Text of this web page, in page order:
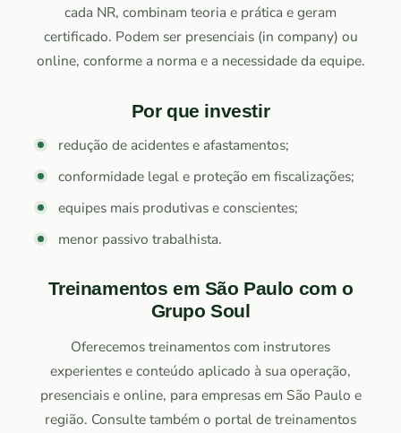
cada NR, combinam teoria e prática e geram
certificado. Podem ser presenciais (in company) ou
online, conforme a norma e a necessidade da equipe.
Por que investir
redução de acidentes e afastamentos;
conformidade legal e proteção em fiscalizações;
equipes mais produtivas e conscientes;
menor passivo trabalhista.
Treinamentos em São Paulo com o
Grupo Soul
Oferecemos treinamentos com instrutores
experientes e conteúdo aplicado à sua operação,
presenciais e online, para empresas em São Paulo e
região. Consulte também o portal de treinamentos